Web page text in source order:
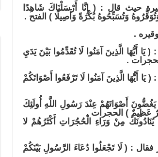
حيث قال : ( إِنَّا أَرْسَلْنَاكَ شَاهِدًا
وَتُسَبِّحُوهُ بُكْرَةً وَأَصِيلًا ) الفتح .
.
أَيُّهَا الَّذِينَ آمَنُوا لَا تُقَدِّمُوا بَيْنَ يَدَيِ
.
أَيُّهَا الَّذِينَ آمَنُوا لَا تَرْفَعُوا أَصْوَاتَكُمْ
أَصْوَاتَهُمْ عِنْدَ رَسُولِ اللَّهِ أُولَئِكَ
عَظِيمٌ ) الحجرات .
مِنْ وَرَاءِ الْحُجُرَاتِ أَكْثَرُهُمْ لا
فقال : ( لَا تَجْعَلُوا دُعَاءَ الرَّسُولِ بَيْنَكُمْ